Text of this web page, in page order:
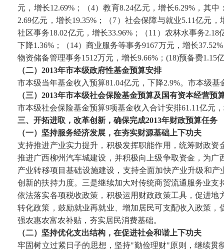
元，增长12.69%；（4）教育8.24亿元，增长6.29%，其
2.69亿元，增长19.35%；（7）社会保障与就业5.11亿元
社区事务18.02亿元，增长33.96%；（11）农林水事务
下降1.36%；（14）商业服务等事务9167万元，增长
物资储备管理事务1512万元，增长9.66%；(18)预备费1.15
（二）2013年市本级政府性基金预算安排
市本级当年基金收入预算81.04亿元，下降2.9%。市本级
（三）2013年市本级社会保险基金预算及国有资本经营预
市本级社会保险基金预算9项基金收入合计安排61.11亿元
三、开拓进取，改革创新，确保完成2013年财政预算任务
（一）坚持服务经济发展，在夯实财源基础上下功夫
支持推进产业实力提升，积极发挥职能作用，统筹财政
推进广西柳州汽车城建设，并积极向上级争取资金，为
产业转移项目基础设施建设，支持全面加快产业升级和
创新的扶持力度。三是继续加大对传统商贸流通服务业
依法落实各项税收政策，积极运用财政政策工具，促进
转化政策，鼓励就业再就业、增加居民可支配收入政策
强农惠农富农补贴，夯实居民消费基础。
（二）坚持优化支出结构，在促进社会和谐上下功夫
牢固树立过紧日子的思想，坚持"勤俭理财"原则，继续贯